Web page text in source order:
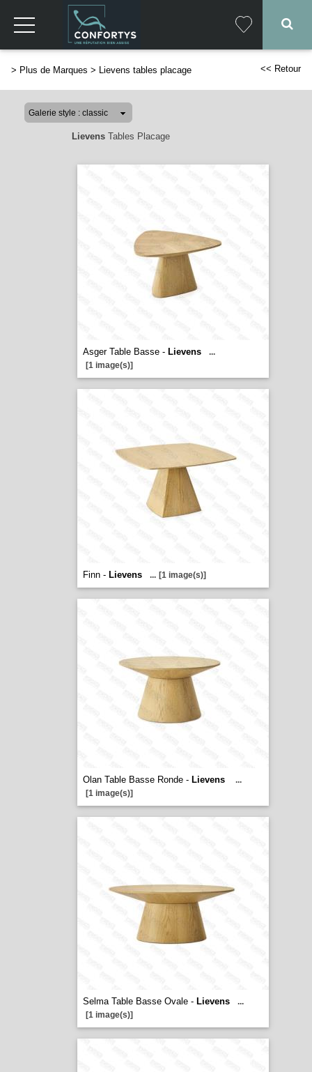
> Plus de Marques > Lievens tables placage << Retour
LievensTables Placage
Asger Table Basse - Lievens
...
[1 image(s)]
Finn - Lievens ... [1 image(s)]
Olan Table Basse Ronde - Lievens
...
[1 image(s)]
Selma Table Basse Ovale - Lievens
...
[1 image(s)]